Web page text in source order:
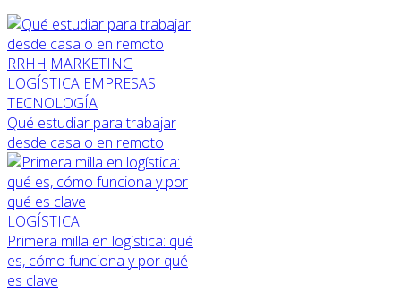
RRHH MARKETING
LOGÍSTICA EMPRESAS
TECNOLOGÍA
Qué estudiar para trabajar
desde casa o en remoto
LOGÍSTICA
Primera milla en logística: qué
es, cómo funciona y por qué
es clave